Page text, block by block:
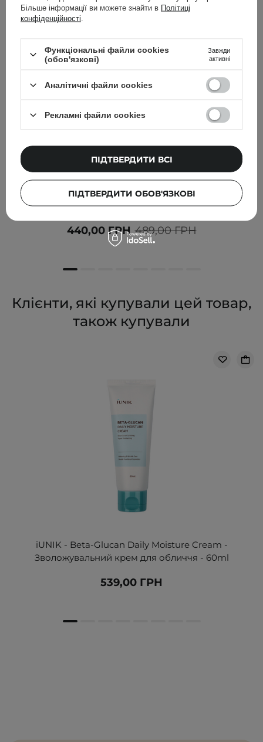
АКЦІЯ
TOCOBO - Bio Watery Sun Cream - SPF50 PA++++ -
Сонцезахисний крем для обличчя - 50ml
489,00 ГРН
440,00 ГРН
Клієнти, які купували цей товар,
також купували
iUNIK - Beta-Glucan Daily Moisture Cream -
Зволожувальний крем для обличчя - 60ml
539,00 ГРН
Більше інформації ви можете знайти в Політиці
конфіденційності
Функціональні файли cookies
(обов'язкові)
Завжди
активні
Аналітичні файли cookies
Рекламні файли cookies
ПІДТВЕРДИТИ ОБОВ'ЯЗКОВІ
ПІДТВЕРДИТИ ВСІ